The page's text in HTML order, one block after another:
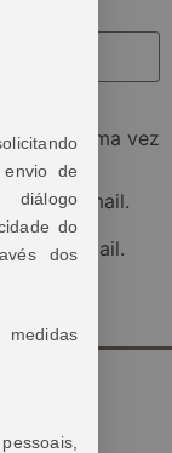
a próxima vez
por e-mail.
por e-mail.
de
do
dos